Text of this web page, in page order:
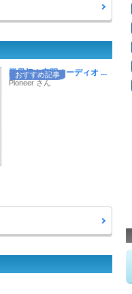
おすすめ記事
業界初！空間オーディオ ...
Pioneer さん